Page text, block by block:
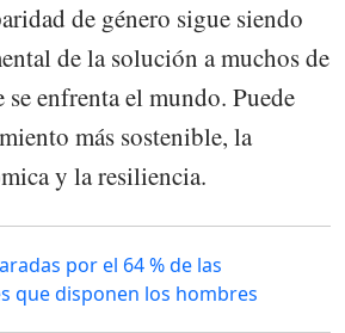
de género sigue siendo
de la solución a muchos de
se enfrenta el mundo. Puede
más sostenible, la
y la resiliencia.
por el 64 % de las
que disponen los hombres